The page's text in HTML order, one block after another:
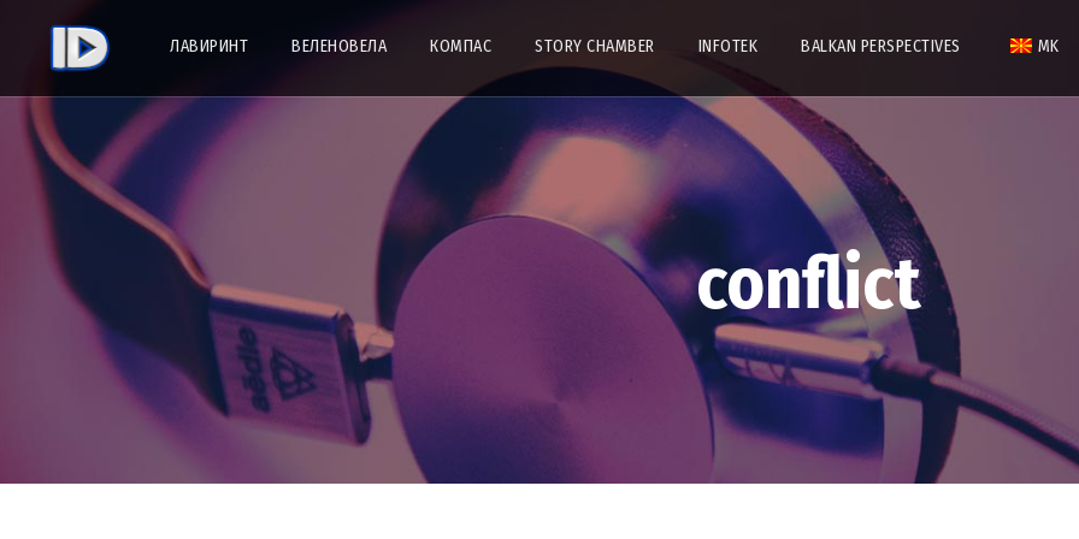
ЛАВИРИНТ ВЕЛЕНОВЕЛА КОМПАС STORY CHAMBER INFOTEK BALKAN PERSPECTIVES MK
conflict